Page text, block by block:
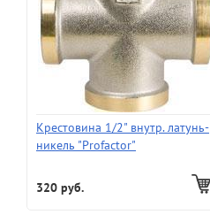
Крестовина 1/2" внутр. латунь-
никель "Profactor"
320 руб.